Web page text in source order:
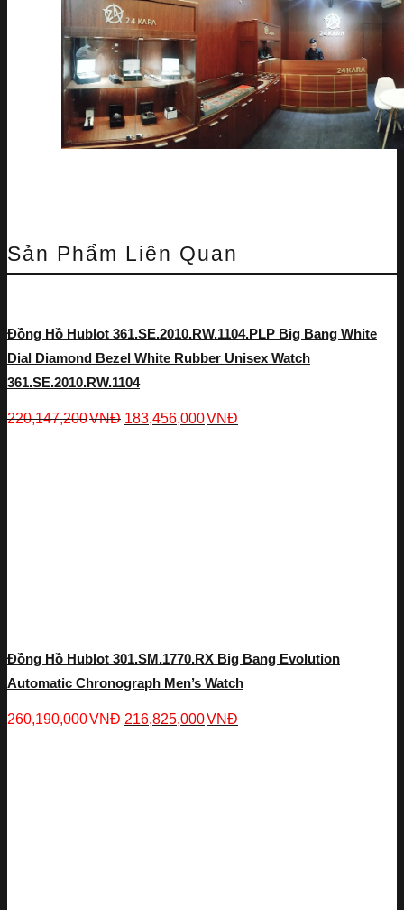
Sản Phẩm Liên Quan
Đồng Hồ Hublot 361.SE.2010.RW.1104.PLP Big Bang White
Dial Diamond Bezel White Rubber Unisex Watch
361.SE.2010.RW.1104
220,147,200VNĐ 183,456,000VNĐ
Đồng Hồ Hublot 301.SM.1770.RX Big Bang Evolution
Automatic Chronograph Men’s Watch
260,190,000VNĐ 216,825,000VNĐ